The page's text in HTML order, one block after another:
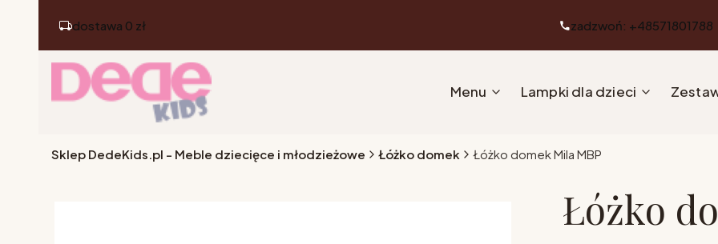
dostawa 0 zł zadzwoń: +48571801788
Menu Lampki dla dzieci
Sklep DedeKids.pl - Meble dziecięce i młodzieżowe Łóżko domek Łóżko domek Mila MBP
Łóżko